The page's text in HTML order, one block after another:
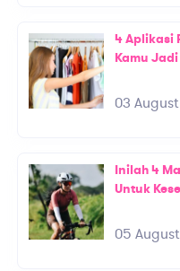
4 Aplikasi
Kamu
03
Inilah 4
Untuk
05